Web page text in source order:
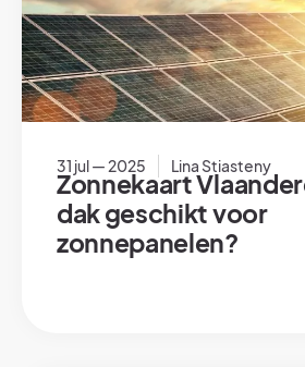
31 jul — 2025 Lina Stiasteny
Zonnekaart
dak geschikt voor
zonnepanelen?